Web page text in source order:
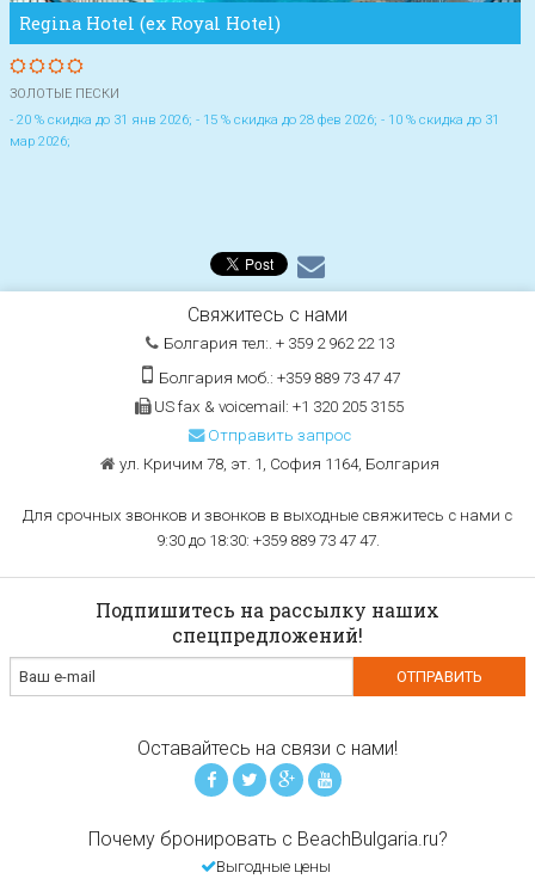
Regina Hotel (ex Royal Hotel)
ЗОЛОТЫЕ ПЕСКИ
- 20 % скидка до 31 янв 2026; - 15 % скидка до 28 фев 2026; - 10 % скидка до 31
мар 2026;
Свяжитесь с нами
Болгария тел:. + 359 2 962 22 13
Болгария моб.: +359 889 73 47 47
US fax & voicemail: +1 320 205 3155
Отправить запрос
ул. Кричим 78, эт. 1, София 1164, Болгария
Для срочных звонков и звонков в выходные свяжитесь с нами с
9:30 до 18:30: +359 889 73 47 47.
Подпишитесь на рассылку наших
спецпредложений!
Оставайтесь на связи с нами!
Почему бронировать с BeachBulgaria.ru?
Выгодные цены